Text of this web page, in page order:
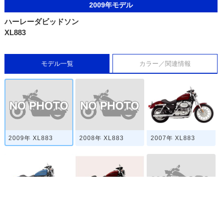
2009年モデル
ハーレーダビッドソン
XL883
モデル一覧 カラー／関連情報
2009年 XL883 2008年 XL883 2007年 XL883